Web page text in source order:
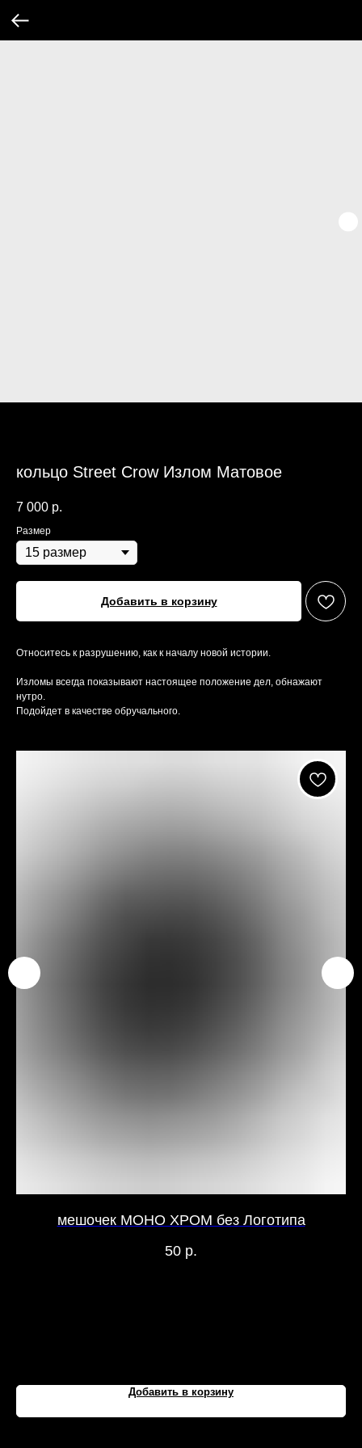
кольцо Street Crow Излом Матовое
7 000 р.
Размер
Добавить в корзину
Относитесь к разрушению, как к началу новой истории.
Изломы всегда показывают настоящее положение дел, обнажают
нутро.
Подойдет в качестве обручального.
мешочек МОНО ХРОМ без Логотипа
50 р.
Добавить в корзину